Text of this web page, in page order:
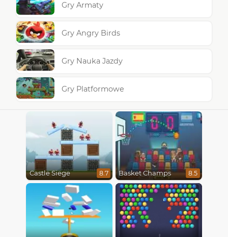
Gry Armaty
Gry Angry Birds
Gry Nauka Jazdy
Gry Platformowe
Castle Siege 8.7 Basket Champs 8.5